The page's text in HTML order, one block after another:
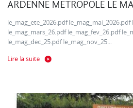
ARDENNE METROPOLE LE
le_mag_ete_2026.pdf
le_mag_mars_26.pdf le_mag_fev_26.pdf
le_mag_dec_25.pdf le_mag_nov_25...
Lire la suite